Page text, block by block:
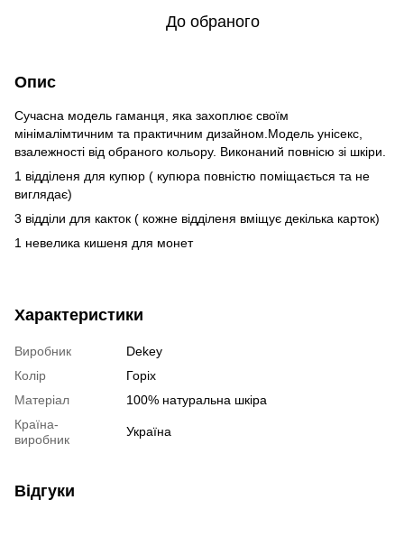
До обраного
Опис
Сучасна модель гаманця, яка захоплює своїм
мінімалімтичним та практичним дизайном.Модель унісекс,
взалежності від обраного кольору. Виконаний повнісю зі шкіри.
1 відділеня для купюр ( купюра повністю поміщається та не
виглядає)
3 відділи для какток ( кожне відділеня вміщує декілька карток)
1 невелика кишеня для монет
Характеристики
Виробник
Dekey
Колір
Горіх
Матеріал
100% натуральна шкіра
Країна-
виробник
Україна
Відгуки